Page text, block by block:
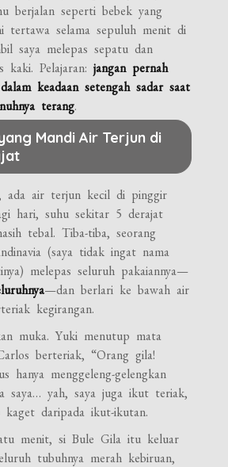
berjalan seperti bebek yang
tertawa selama sepuluh menit di
saya melepas sepatu dan
kaki. Pelajaran:jangan pernah
keadaan setengah sadar saat
terang.
Mandi Air Terjun di
ada air terjun kecil di pinggir
hari, suhu sekitar 5 derajat
tebal. Tiba-tiba, seorang
(saya tidak ingat nama
melepas seluruh pakaiannya—
—dan berlari ke bawah air
kegirangan.
muka. Yuki menutup mata
berteriak, “Orang gila!
hanya menggeleng-gelengkan
saya… yah, saya juga ikut teriak,
daripada ikut-ikutan.
menit, si Bule Gila itu keluar
tubuhnya merah kebiruan,